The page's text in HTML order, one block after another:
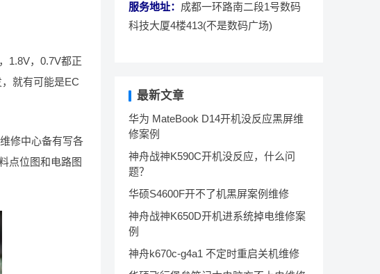
1.8V，0.7V都正
就有可能是EC
修中心备有写各
点位图和电路图
服务地址： 成都一环路南二段1号数码
科技大厦4楼413(不是数码广场)
最新文章
华为 MateBook D14开机没反应黑屏维
修案例
神舟战神K590C开机没反应，什么问
题？
华硕S4600F开不了机黑屏案例维修
神舟战神K650D开机进系统掉电维修案
例
神舟k670c-g4a1 不定时重启关机维修